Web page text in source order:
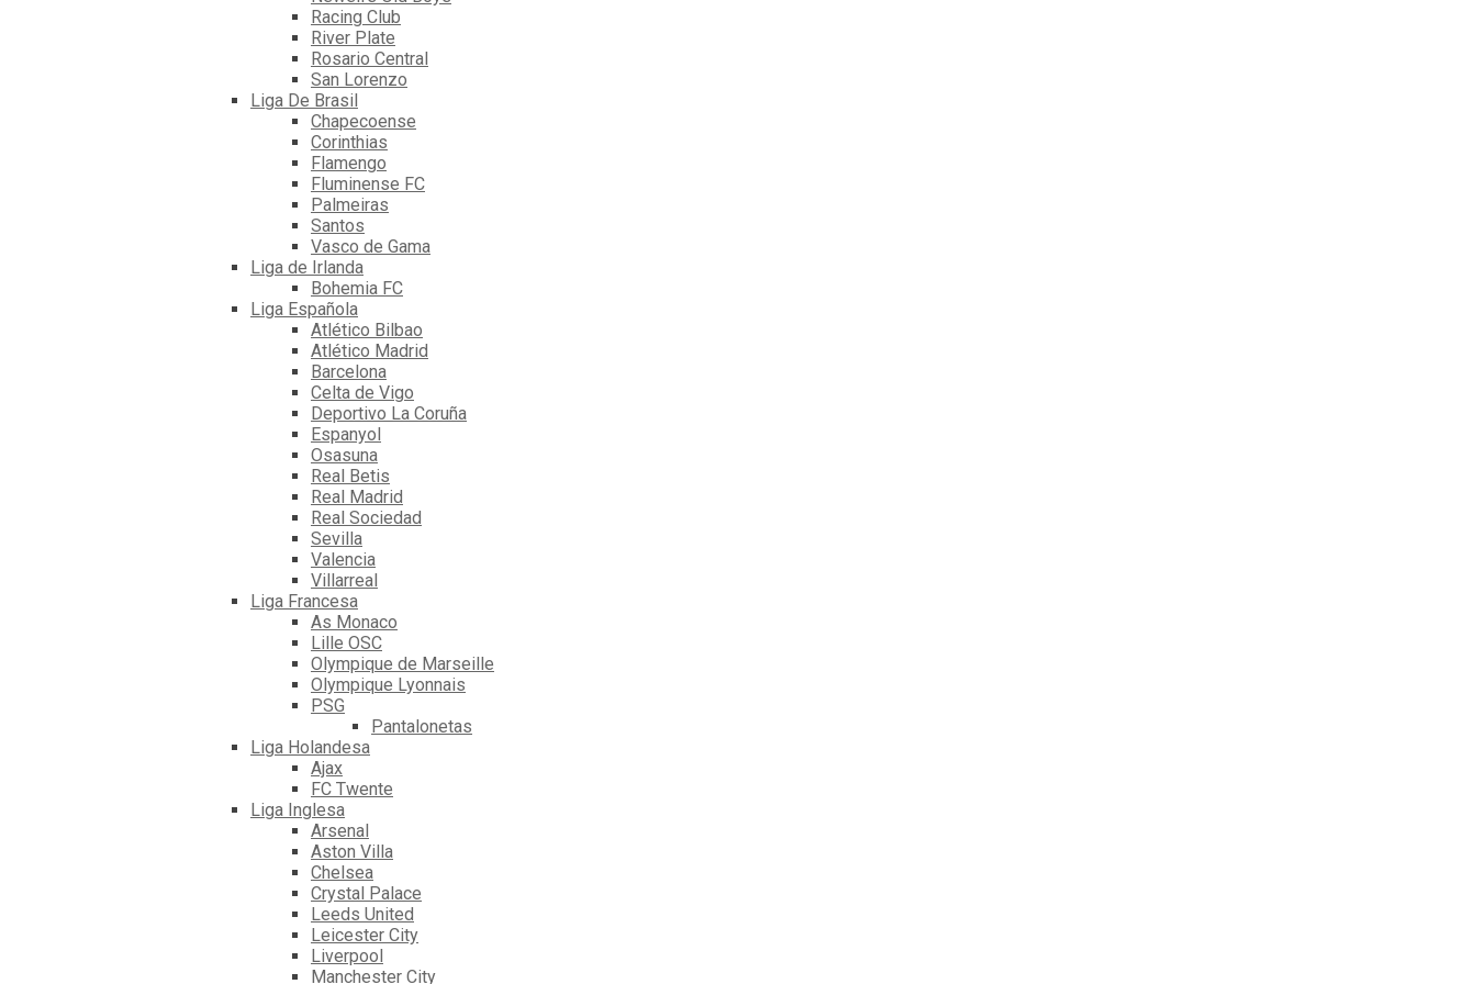
Racing Club
River Plate
Rosario Central
San Lorenzo
Liga De Brasil
Chapecoense
Corinthias
Flamengo
Fluminense FC
Palmeiras
Santos
Vasco de Gama
Liga de Irlanda
Bohemia FC
Liga Española
Atlético Bilbao
Atlético Madrid
Barcelona
Celta de Vigo
Deportivo La Coruña
Espanyol
Osasuna
Real Betis
Real Madrid
Real Sociedad
Sevilla
Valencia
Villarreal
Liga Francesa
As Monaco
Lille OSC
Olympique de Marseille
Olympique Lyonnais
PSG
Pantalonetas
Liga Holandesa
Ajax
FC Twente
Liga Inglesa
Arsenal
Aston Villa
Chelsea
Crystal Palace
Leeds United
Leicester City
Liverpool
Manchester City